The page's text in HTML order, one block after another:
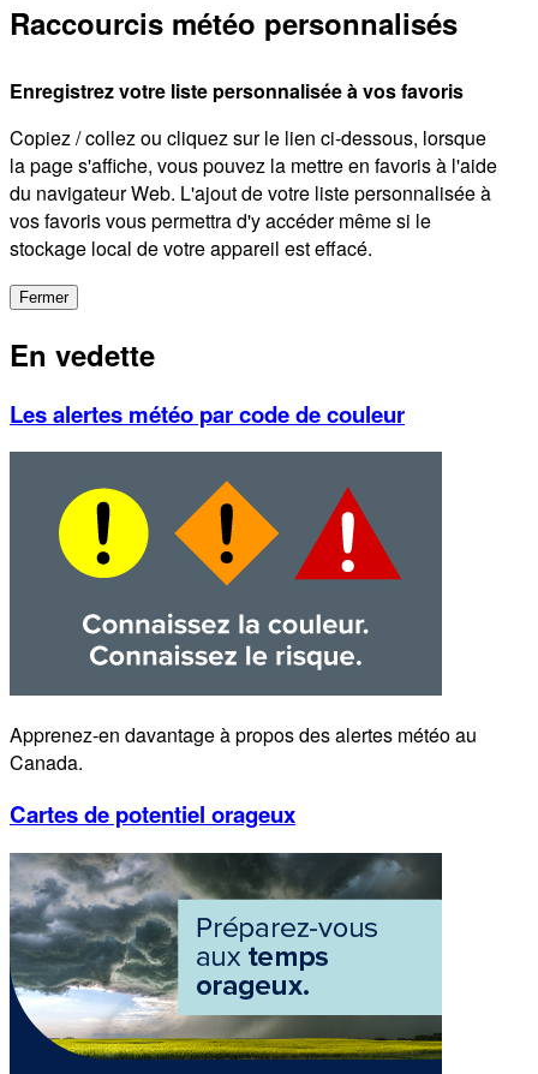
Raccourcis météo personnalisés
Enregistrez votre liste personnalisée à vos favoris
Copiez / collez ou cliquez sur le lien ci-dessous, lorsque
la page s'affiche, vous pouvez la mettre en favoris à l'aide
du navigateur Web. L'ajout de votre liste personnalisée à
vos favoris vous permettra d'y accéder même si le
stockage local de votre appareil est effacé.
Fermer
En vedette
Les alertes météo par code de couleur
Apprenez-en davantage à propos des alertes météo au
Canada.
Cartes de potentiel orageux